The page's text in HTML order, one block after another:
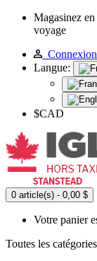
Magasinez
voyage
Connexion
Langue:
$CAD
0 article(s) - 0,00 $
Votre panier
Toutes les catégories